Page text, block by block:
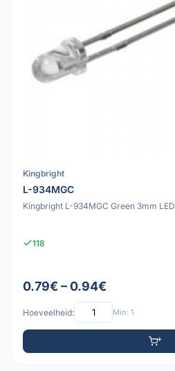
Kingbright
L-934MGC
Kingbright L-934MGC Green 3mm LED
118
0.79€ – 0.94€
Hoeveelheid: Min: 1